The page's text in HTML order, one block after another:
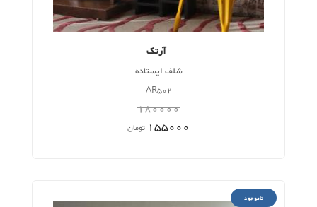
آرتک
شلف ایستاده
AR502
180000
155000 تومان
ناموجود